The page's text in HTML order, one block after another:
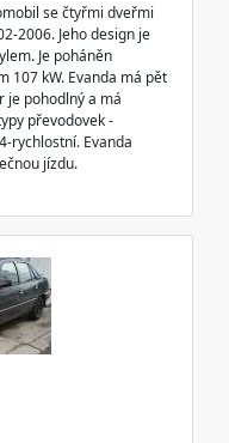
se čtyřmi dveřmi
2006. Jeho design je
Je poháněn
107 kW. Evanda má pět
je pohodlný a má
převodovek -
rychlostní. Evanda
jízdu.